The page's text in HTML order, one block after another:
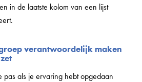
in de laatste kolom van een lijst
verantwoordelijk maken
als je ervaring hebt opgedaan